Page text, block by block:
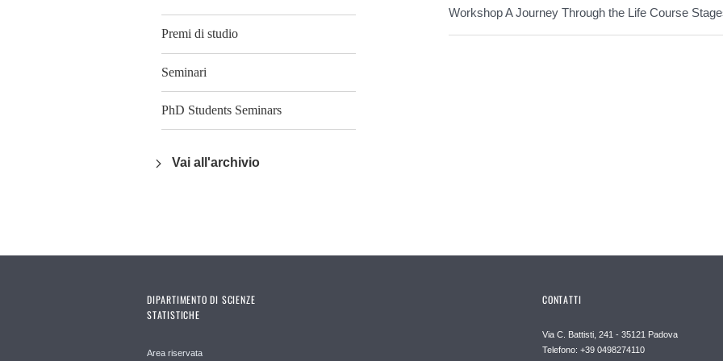
Premi di studio
Seminari
PhD Students Seminars
Vai all'archivio
Workshop A Journey Through the Life Course
DIPARTIMENTO DI SCIENZE
STATISTICHE
Area riservata
CONTATTI
Via C. Battisti, 241 - 35121 Padova
Telefono: +39 0498274110